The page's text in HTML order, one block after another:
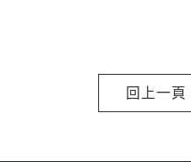
回上一頁